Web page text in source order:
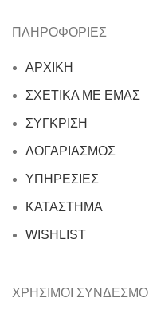
ΠΛΗΡΟΦΟΡΙΕΣ
ΑΡΧΙΚΗ
ΣΧΕΤΙΚΑ ΜΕ ΕΜΑΣ
ΣΥΓΚΡΙΣΗ
ΛΟΓΑΡΙΑΣΜΟΣ
ΥΠΗΡΕΣΙΕΣ
ΚΑΤΑΣΤΗΜΑ
WISHLIST
ΧΡΗΣΙΜΟΙ ΣΥΝΔΕΣΜΟΙ